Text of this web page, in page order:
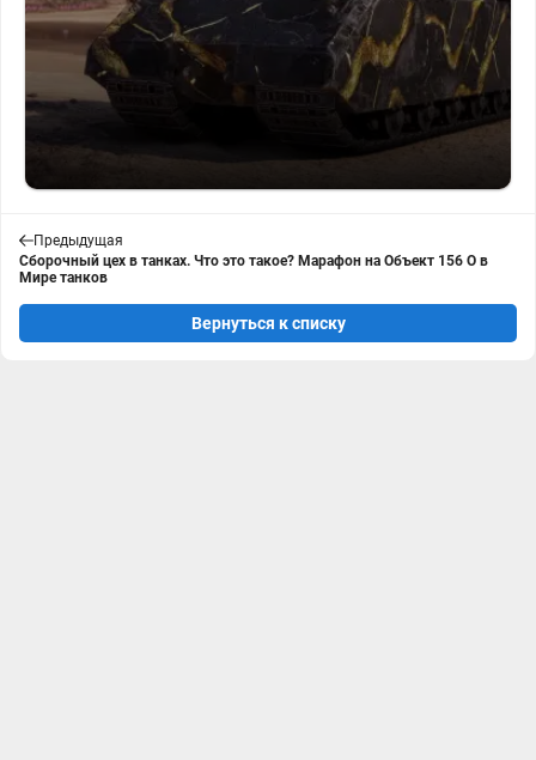
Предыдущая
Сборочный цех в танках. Что это такое? Марафон на Объект 156 О в
Мире танков
Вернуться к списку